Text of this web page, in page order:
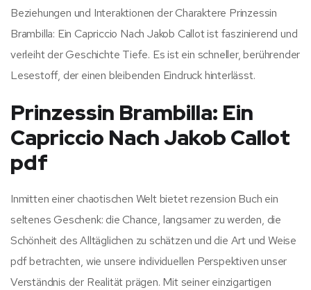
Beziehungen und Interaktionen der Charaktere Prinzessin
Brambilla: Ein Capriccio Nach Jakob Callot ist faszinierend und
verleiht der Geschichte Tiefe. Es ist ein schneller, berührender
Lesestoff, der einen bleibenden Eindruck hinterlässt.
Prinzessin Brambilla: Ein
Capriccio Nach Jakob Callot
pdf
Inmitten einer chaotischen Welt bietet rezension Buch ein
seltenes Geschenk: die Chance, langsamer zu werden, die
Schönheit des Alltäglichen zu schätzen und die Art und Weise
pdf betrachten, wie unsere individuellen Perspektiven unser
Verständnis der Realität prägen. Mit seiner einzigartigen